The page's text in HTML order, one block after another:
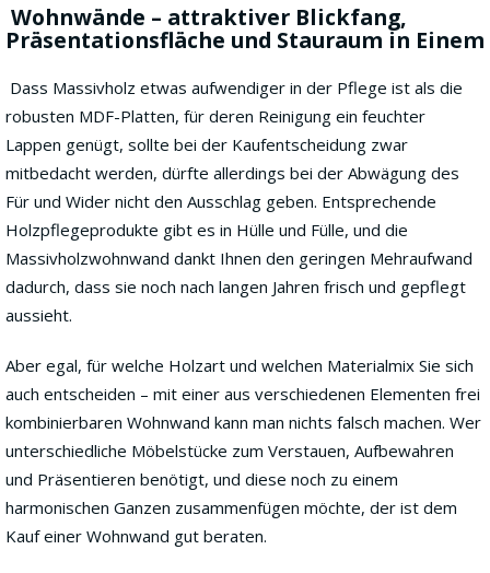
Wohnwände – attraktiver Blickfang,
Präsentationsfläche und Stauraum in Einem
Dass Massivholz etwas aufwendiger in der Pflege ist als die
robusten MDF-Platten, für deren Reinigung ein feuchter
Lappen genügt, sollte bei der Kaufentscheidung zwar
mitbedacht werden, dürfte allerdings bei der Abwägung des
Für und Wider nicht den Ausschlag geben. Entsprechende
Holzpflegeprodukte gibt es in Hülle und Fülle, und die
Massivholzwohnwand dankt Ihnen den geringen Mehraufwand
dadurch, dass sie noch nach langen Jahren frisch und gepflegt
aussieht.
Aber egal, für welche Holzart und welchen Materialmix Sie sich
auch entscheiden – mit einer aus verschiedenen Elementen frei
kombinierbaren Wohnwand kann man nichts falsch machen. Wer
unterschiedliche Möbelstücke zum Verstauen, Aufbewahren
und Präsentieren benötigt, und diese noch zu einem
harmonischen Ganzen zusammenfügen möchte, der ist dem
Kauf einer Wohnwand gut beraten.